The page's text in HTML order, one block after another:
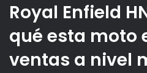
Royal Enfield
qué esta moto
ventas a nivel